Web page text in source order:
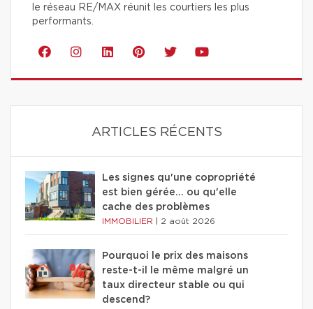
le réseau RE/MAX réunit les courtiers les plus
performants.
ARTICLES RÉCENTS
Les signes qu'une copropriété
est bien gérée… ou qu'elle
cache des problèmes
IMMOBILIER 2 août 2026
Pourquoi le prix des maisons
reste-t-il le même malgré un
taux directeur stable ou qui
descend?